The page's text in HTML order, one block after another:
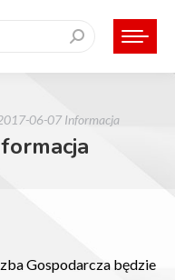
06-07 Informacja
Gospodarcza będzie